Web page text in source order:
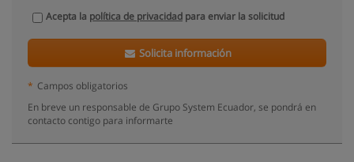
Acepta la política de privacidad para enviar la solicitud
Solicita información
* Campos obligatorios
En breve un responsable de Grupo System Ecuador, se pondrá en
contacto contigo para informarte